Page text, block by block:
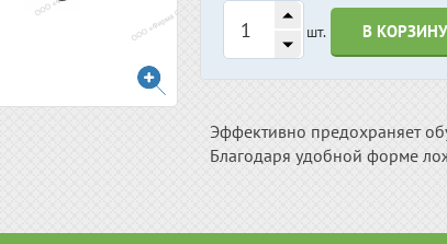
шт. В КОРЗИНУ
Эффективно предохраняет
Благодаря удобной форме